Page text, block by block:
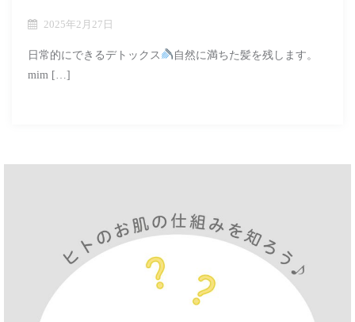
2025年2月27日
日常的にできるデトックス
自然に満ちた髪を残します。
mim […]